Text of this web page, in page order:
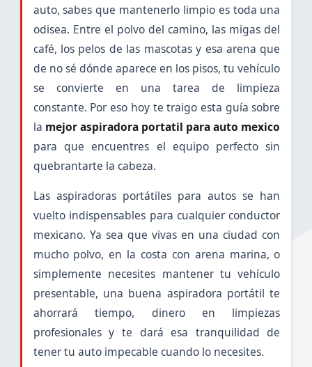
auto, sabes que mantenerlo limpio es toda una
odisea. Entre el polvo del camino, las migas del
café, los pelos de las mascotas y esa arena que
de no sé dónde aparece en los pisos, tu vehículo
se convierte en una tarea de limpieza
constante. Por eso hoy te traigo esta guía sobre
la mejor aspiradora portatil para auto mexico
para que encuentres el equipo perfecto sin
quebrantarte la cabeza.
Las aspiradoras portátiles para autos se han
vuelto indispensables para cualquier conductor
mexicano. Ya sea que vivas en una ciudad con
mucho polvo, en la costa con arena marina, o
simplemente necesites mantener tu vehículo
presentable, una buena aspiradora portátil te
ahorrará tiempo, dinero en limpiezas
profesionales y te dará esa tranquilidad de
tener tu auto impecable cuando lo necesites.